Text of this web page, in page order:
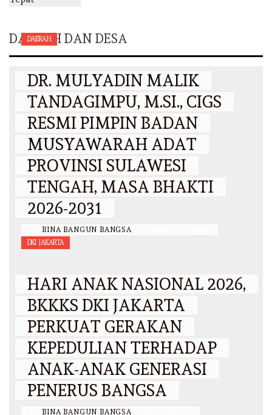
DAERAH DAN DESA
DAERAH
DR. MULYADIN MALIK
TANDAGIMPU, M.SI., CIGS
RESMI PIMPIN BADAN
MUSYAWARAH ADAT
PROVINSI SULAWESI
TENGAH, MASA BHAKTI
2026-2031
BINA BANGUN BANGSA
DKI JAKARTA
HARI ANAK NASIONAL 2026,
BKKKS DKI JAKARTA
PERKUAT GERAKAN
KEPEDULIAN TERHADAP
ANAK-ANAK GENERASI
PENERUS BANGSA
BINA BANGUN BANGSA